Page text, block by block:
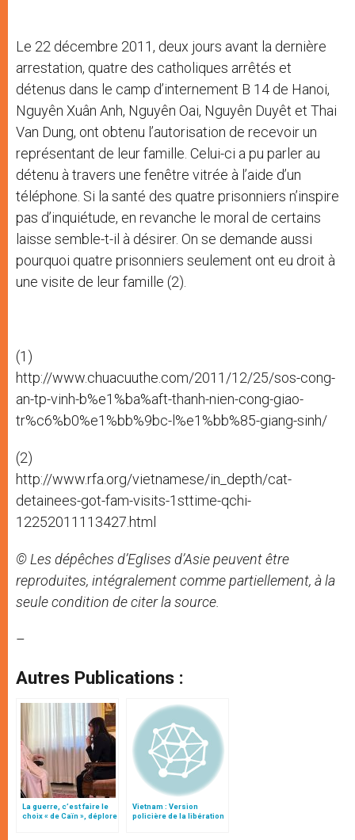
Le 22 décembre 2011, deux jours avant la dernière
arrestation, quatre des catholiques arrêtés et
détenus dans le camp d’internement B 14 de Hanoi,
Nguyên Xuân Anh, Nguyên Oai, Nguyên Duyêt et Thai
Van Dung, ont obtenu l’autorisation de recevoir un
représentant de leur famille. Celui-ci a pu parler au
détenu à travers une fenêtre vitrée à l’aide d’un
téléphone. Si la santé des quatre prisonniers n’inspire
pas d’inquiétude, en revanche le moral de certains
laisse semble-t-il à désirer. On se demande aussi
pourquoi quatre prisonniers seulement ont eu droit à
une visite de leur famille (2).
(1)
http://www.chuacuuthe.com/2011/12/25/sos-cong-
an-tp-vinh-b%e1%ba%aft-thanh-nien-cong-giao-
tr%c6%b0%e1%bb%9bc-l%e1%bb%85-giang-sinh/
(2)
http://www.rfa.org/vietnamese/in_depth/cat-
detainees-got-fam-visits-1sttime-qchi-
12252011113427.html
© Les dépêches d’Eglises d’Asie peuvent être
reproduites, intégralement comme partiellement, à la
seule condition de citer la source.
–
Autres Publications :
La guerre, c’est faire le
choix « de Caïn », déplore
Vietnam : Version
policière de la libération